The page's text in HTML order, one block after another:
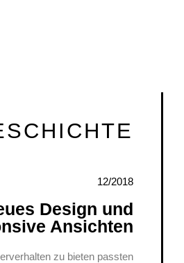
12/2018
Design und
Ansichten
zu bieten passten